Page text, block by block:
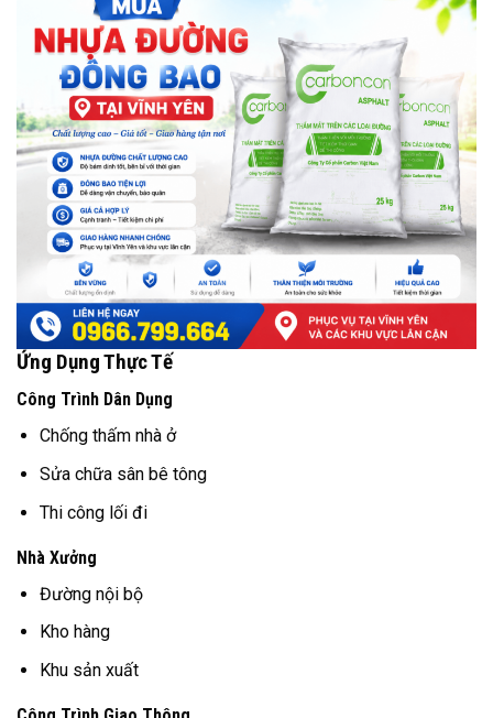
Ứng Dụng Thực Tế
Công Trình Dân Dụng
Chống thấm nhà ở
Sửa chữa sân bê tông
Thi công lối đi
Nhà Xưởng
Đường nội bộ
Kho hàng
Khu sản xuất